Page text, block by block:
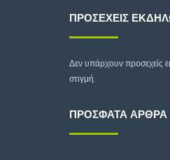
ΠΡΟΣΕΧΕΊΣ
Δεν υπάρχουν προσεχείς
στιγμή.
ΠΡΌΣΦΑΤΑ ΆΡΘΡΑ